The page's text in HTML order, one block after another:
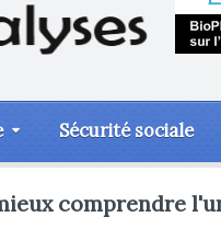
Sécurité sociale
comprendre